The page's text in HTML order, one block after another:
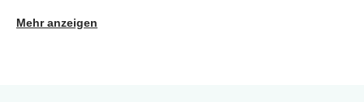
Mehr anzeigen